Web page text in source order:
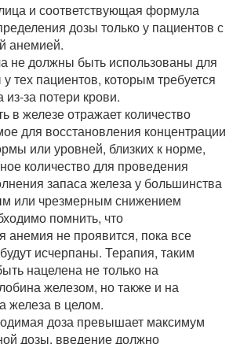
и соответствующая формула
дозы только у пациентов с
анемией.
не должны быть использованы для
тех пациентов, которым требуется
за потери крови.
в железе отражает количество
для восстановления концентрации
или уровней, близких к норме,
количество для проведения
запаса железа у большинства
или чрезмерным снижением
помнить, что
анемия не проявится, пока все
исчерпаны. Терапия, таким
нацелена не только на
железом, но также и на
железа в целом.
доза превышает максимум
дозы, введение должно